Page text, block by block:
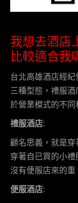
我想去酒店
比較適合我
台北高雄酒店經
三種型態，禮服
於營業模式的不同
禮服酒店:
顧名思義，就是
穿著自已買的小
沒有便服店來的重
便服酒店: